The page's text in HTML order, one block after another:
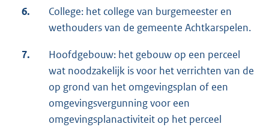
6.
College: het college van burgemeester en
wethouders van de gemeente Achtkarspelen.
7.
Hoofdgebouw: het gebouw op een perceel
wat noodzakelijk is voor het verrichten van de
op grond van het omgevingsplan of een
omgevingsvergunning voor een
omgevingsplanactiviteit op het perceel